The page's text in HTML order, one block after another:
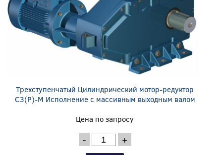
Трехступенчатый Цилиндрический мотор-редуктор
C3(P)-M Исполнение с массивным выходным валом
Цена по запросу
- +